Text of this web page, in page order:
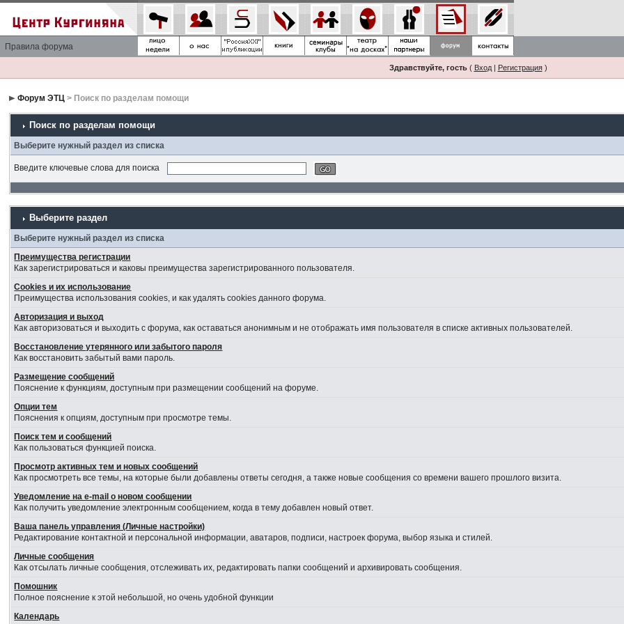
Правила форума
Здравствуйте, гость( Вход| Регистрация)
Форум ЭТЦ > Поиск по разделам помощи
Поиск по разделам помощи
Выберите нужный раздел из списка
Введите ключевые слова для поиска
Выберите раздел
Выберите нужный раздел из списка
Преимущества регистрации
Как зарегистрироваться и каковы преимущества зарегистрированного пользователя.
Cookies и их использование
Преимущества использования cookies, и как удалять cookies данного форума.
Авторизация и выход
Как авторизоваться и выходить с форума, как оставаться анонимным и не отображать имя пользователя в списке активных пользователей.
Восстановление утерянного или забытого пароля
Как восстановить забытый вами пароль.
Размещение сообщений
Пояснение к функциям, доступным при размещении сообщений на форуме.
Опции тем
Пояснения к опциям, доступным при просмотре темы.
Поиск тем и сообщений
Как пользоваться функцией поиска.
Просмотр активных тем и новых сообщений
Как просмотреть все темы, на которые были добавлены ответы сегодня, а также новые сообщения со времени вашего прошлого визита.
Уведомление на е-mail о новом сообщении
Как получить уведомление электронным сообщением, когда в тему добавлен новый ответ.
Ваша панель управления (Личные настройки)
Редактирование контактной и персональной информации, аватаров, подписи, настроек форума, выбор языка и стилей.
Личные сообщения
Как отсылать личные сообщения, отслеживать их, редактировать папки сообщений и архивировать сообщения.
Помошник
Полное пояснение к этой небольшой, но очень удобной функции
Календарь